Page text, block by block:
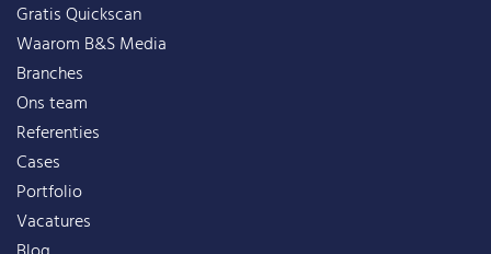
Gratis Quickscan
Waarom B&S Media
Branches
Ons team
Referenties
Cases
Portfolio
Vacatures